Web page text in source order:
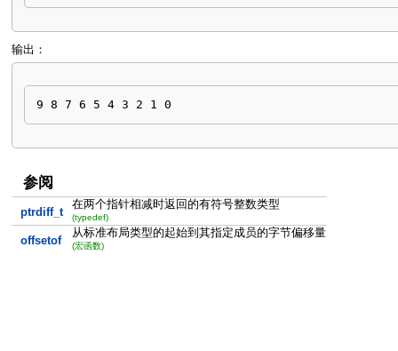
输出：
9 8 7 6 5 4 3 2 1 0
参阅
ptrdiff_t
在两个指针相减时返回的有符号整数类型
(typedef)
offsetof
从标准布局类型的起始到其指定成员的字节偏移量
(宏函数)